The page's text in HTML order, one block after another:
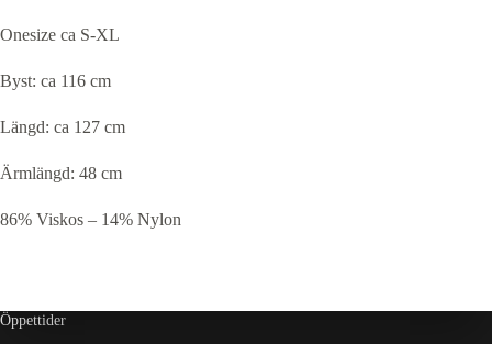
Onesize ca S-XL
Byst: ca 116 cm
Längd: ca 127 cm
Ärmlängd: 48 cm
86% Viskos – 14% Nylon
Öppettider